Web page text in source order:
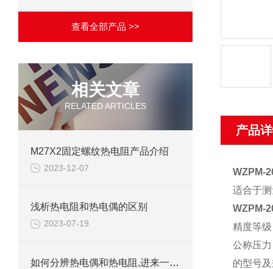
查看全部产品 >>
相关文章
RELATED ARTICLES
M27X2固定螺纹热电阻产品介绍
2023-12-07
浅析热电阻和热电偶的区别
2023-07-19
如何分辨热电偶和热电阻,进来一看就一目了然
产品
WZPM-
适合于
WZPM-
精度等
公称压
的型号